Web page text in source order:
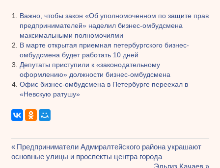
Важно, чтобы закон «Об уполномоченном по защите прав
предпринимателей» наделил бизнес-омбудсмена
максимальными полномочиями
В марте открытая приемная петербургского бизнес-
омбудсмена будет работать 10 дней
Депутаты приступили к «законодательному
оформлению» должности бизнес-омбудсмена
Офис бизнес-омбудсмена в Петербурге переехал в
«Невскую ратушу»
Навигация
Предыдущая
запись:
Предприниматели Адмиралтейского района украшают
основные улицы и проспекты центра города